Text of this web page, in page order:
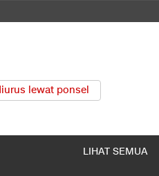
lewat ponsel
LIHAT SEMUA